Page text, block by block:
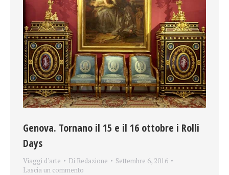
Genova. Tornano il 15 e il 16 ottobre i Rolli
Days
Viaggi d'arte Di Redazione
Settembre 6, 2016
Lascia un commento